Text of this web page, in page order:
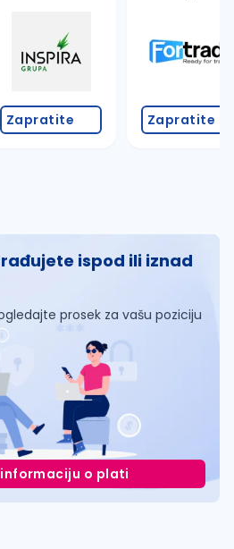
Zapratite Zapratite
ispod ili iznad
prosek za vašu poziciju
o plati